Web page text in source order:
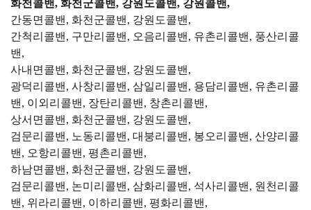
화천콜밴, 화천군콜밴, 강원도콜밴, 강원콜밴,
간동면콜밴, 화천군콜밴, 강원도콜밴,
간척리콜밴, 구만리콜밴, 오음리콜밴, 유촌리콜밴, 풍산리콜
밴,
사내면콜밴, 화천군콜밴, 강원도콜밴,
광덕리콜밴, 사창리콜밴, 삼일리콜밴, 용담리콜밴, 유촌리콜
밴, 이외리콜밴, 장탄리콜밴, 창촌리콜밴,
상서면콜밴, 화천군콜밴, 강원도콜밴,
검문리콜밴, 노동리콜밴, 대붕리콜밴, 봉오리콜밴, 산양리콜
밴, 오항리콜밴, 평촌리콜밴,
하남면콜밴, 화천군콜밴, 강원도콜밴,
검문리콜밴, 논미리콜밴, 삼화리콜밴, 석사리콜밴, 원천리콜
밴, 위라리콜밴, 이하리콜밴, 평화리콜밴,